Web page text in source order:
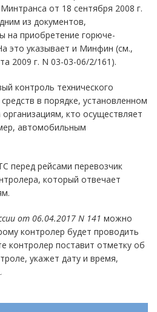
от 18 сентября 2008 г.
из документов,
на приобретение горюче-
это указывает и Минфин (см.,
2009 г. N 03-03-06/2/161).
контроль технического
в порядке, установленном
кто осуществляет
автомобильным
перед рейсами перевозчик
который отвечает
от 06.04.2017 N 141 можно
контролер будет проводить
контролер поставит отметку об
укажет дату и время,